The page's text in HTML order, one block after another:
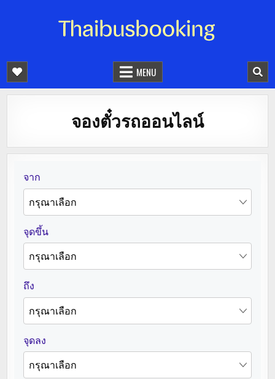
จองตั๋วรถออนไลน์ 24 ชั่วโมง
MENU
จองตั๋วรถออนไลน์